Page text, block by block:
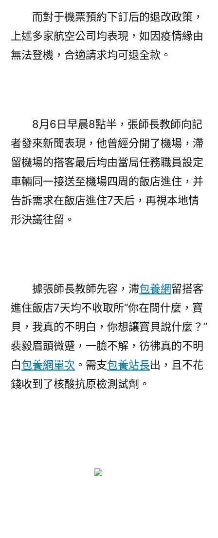
而對于機票預約下訂后的退改政策，
上述多家航空公司均表現，如因疫情緣由
無法登機，合適請求均可退全款。
8月6日早晨8點半，張師長教師向記
者發來新聞表現，他曾經分開了機場，滯
留機場的搭客最后均由當局任務職員設定
車輛同一接送至機場四周的飯店進住，并
告訴需求在飯店進住7天后，再視本地情
形決議往留。
據張師長教師先容，滯包養網留搭客
進住飯店7天均不收取所“你在問什麼，寶
貝，我真的不明白，你想讓寶貝說什麼？”
裴毅眉頭微蹙，一臉不解，彷彿真的不明
白包養網單次 。需支包養站長出，且不花
錢收到了核酸抗原檢測試劑。